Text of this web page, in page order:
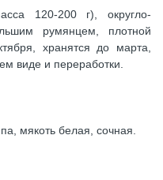
120-200 г), округло-
румянцем, плотной
хранятся до марта,
виде и переработки.
мякоть белая, сочная.